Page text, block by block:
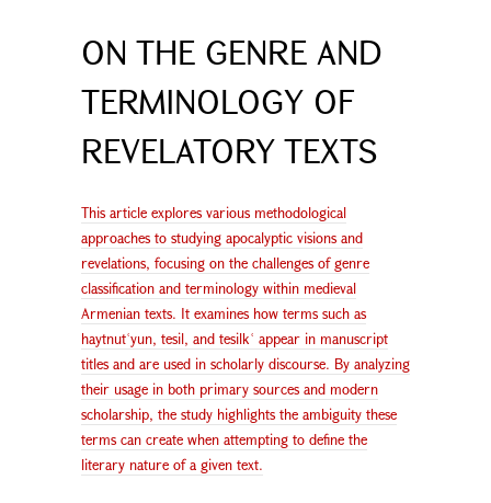
ON THE GENRE AND
TERMINOLOGY OF
REVELATORY TEXTS
This article explores various methodological
approaches to studying apocalyptic visions and
revelations, focusing on the challenges of genre
classification and terminology within medieval
Armenian texts. It examines how terms such as
haytnutʿyun, tesil, and tesilkʿ appear in manuscript
titles and are used in scholarly discourse. By analyzing
their usage in both primary sources and modern
scholarship, the study highlights the ambiguity these
terms can create when attempting to define the
literary nature of a given text.